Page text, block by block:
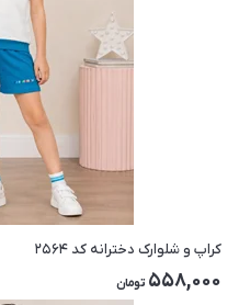
کراپ و شلوارک دخترانه کد ۲۵۶۴
558,000 تومان